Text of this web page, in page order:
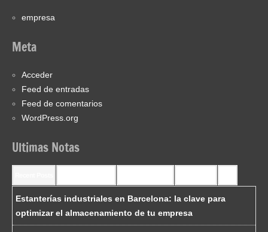
empresa
Meta
Acceder
Feed de entradas
Feed de comentarios
WordPress.org
Ultimas Notas
Estanterías industriales en Barcelona: la clave para
optimizar el almacenamiento de tu empresa